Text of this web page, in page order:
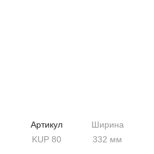
Артикул Ширина
KUP 80
332 мм